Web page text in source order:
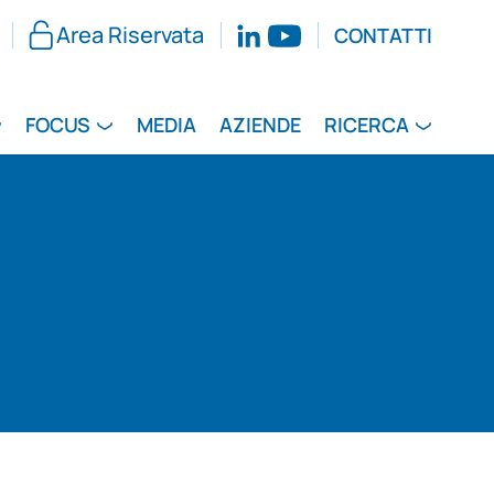
Area Riservata CONTATTI
FOCUS MEDIA AZIENDE RICERCA